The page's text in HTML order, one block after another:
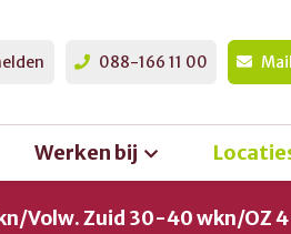
088-166 11 00
Werken bij
Volw. Zuid 30-40 wkn/OZ